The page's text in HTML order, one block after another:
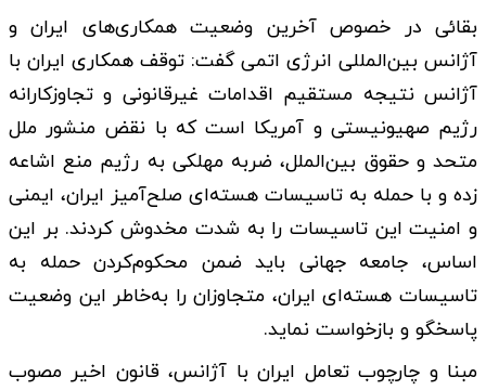
بقائی در خصوص آخرین وضعیت همکاری‌های ایران و
آژانس بین‌المللی انرژی اتمی گفت: توقف همکاری ایران با
آژانس نتیجه مستقیم اقدامات غیرقانونی و تجاوزکارانه
رژیم صهیونیستی و آمریکا است که با نقض منشور ملل
متحد و حقوق بین‌الملل، ضربه مهلکی به رژیم منع اشاعه
زده و با حمله به تاسیسات هسته‌ای صلح‌آمیز ایران، ایمنی
و امنیت این تاسیسات را به شدت مخدوش کردند. بر این
اساس، جامعه جهانی باید ضمن محکوم‌کردن حمله به
تاسیسات هسته‌ای ایران، متجاوزان را به‌خاطر این وضعیت
پاسخگو و بازخواست نماید.
مبنا و چارچوب تعامل ایران با آژانس، قانون اخیر مصوب